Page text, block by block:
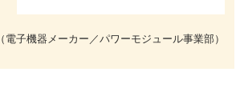
（電子機器メーカー／パワーモジュール事業部）